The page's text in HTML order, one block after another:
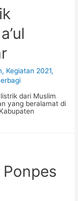
, Kegiatan 2021,
dari Muslim
yang beralamat di